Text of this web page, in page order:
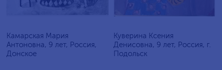
Камарская Мария
Антоновна, 9 лет, Россия,
Донское
Куверина Ксения
Денисовна, 9 лет, Россия, г.
Подольск